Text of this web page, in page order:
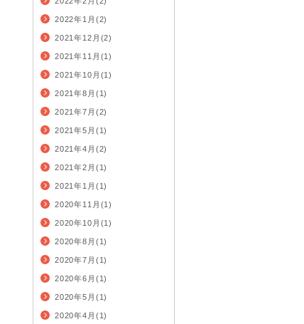
2022年1月(2)
2021年12月(2)
2021年11月(1)
2021年10月(1)
2021年8月(1)
2021年7月(2)
2021年5月(1)
2021年4月(2)
2021年2月(1)
2021年1月(1)
2020年11月(1)
2020年10月(1)
2020年8月(1)
2020年7月(1)
2020年6月(1)
2020年5月(1)
2020年4月(1)